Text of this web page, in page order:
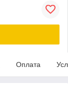
Оплата